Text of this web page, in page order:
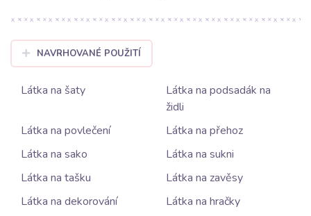
NAVRHOVANÉ POUŽITÍ
Látka na šaty
Látka na podsadák na
židli
Látka na povlečení
Látka na přehoz
Látka na sako
Látka na sukni
Látka na tašku
Látka na zavěsy
Látka na dekorování
Látka na hračky